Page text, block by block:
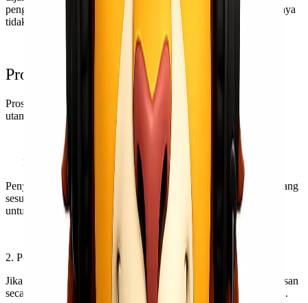
pengiriman Door to Door. Hal ini karena kendaraan besar biasanya
tidak dapat mencapai lokasi tersebut.
Proses Pengiriman Door to Door
Proses pengiriman Door to Door melibatkan beberapa tahapan
utama:
Pengambilan Barang
Penyedia jasa akan mengatur waktu dan lokasi pengambilan barang
sesuai permintaan pelanggan. Petugas pengambilan akan datang
untuk mengambil barang dari lokasi pengirim.
2. Pengemasan
Jika diperlukan, perusahaan ekspedisi akan melakukan pengemasan
secara profesional untuk melindungi barang selama di perjalanan.